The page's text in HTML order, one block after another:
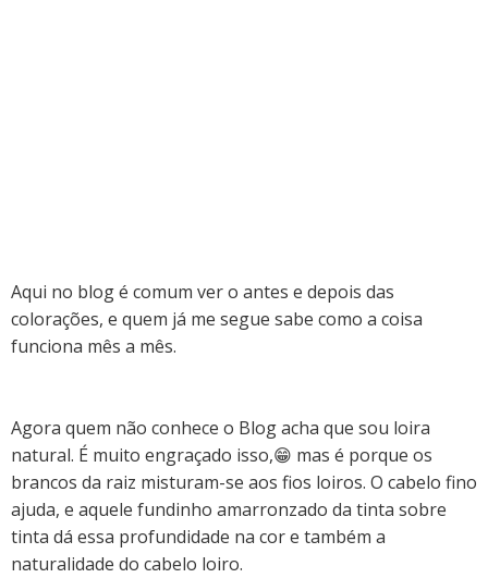
Aqui no blog é comum ver o antes e depois das
colorações, e quem já me segue sabe como a coisa
funciona mês a mês.
Agora quem não conhece o Blog acha que sou loira
natural. É muito engraçado isso,😁 mas é porque os
brancos da raiz misturam-se aos fios loiros. O cabelo fino
ajuda, e aquele fundinho amarronzado da tinta sobre
tinta dá essa profundidade na cor e também a
naturalidade do cabelo loiro.